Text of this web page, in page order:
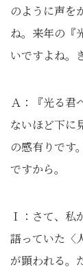
のように声を
ね。来年の『
いですよね。
Ａ：『光る君
ないほど下に
の感有りです
ですから。
Ｉ：さて、私
語っていた〈
が顕われる。